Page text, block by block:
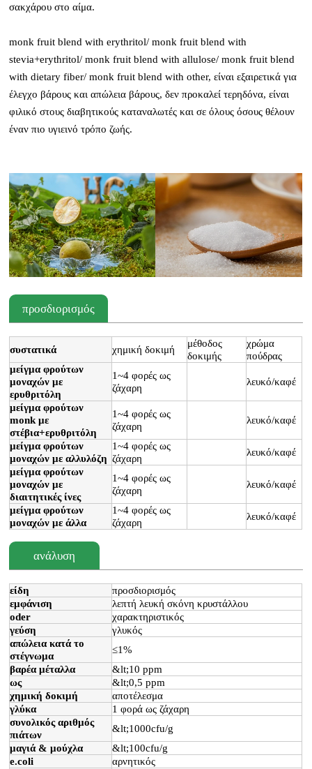
σακχάρου στο αίμα.
monk fruit blend with erythritol/ monk fruit blend with
stevia+erythritol/ monk fruit blend with allulose/ monk fruit blend
with dietary fiber/ monk fruit blend with other, είναι εξαιρετικά για
έλεγχο βάρους και απώλεια βάρους, δεν προκαλεί τερηδόνα, είναι
φιλικό στους διαβητικούς καταναλωτές και σε όλους όσους θέλουν
έναν πιο υγιεινό τρόπο ζωής.
προσδιορισμός
συστατικά χημική δοκιμή
μέθοδος
δοκιμής
χρώμα
πούδρας
μείγμα φρούτων
μοναχών με
ερυθριτόλη
1~4 φορές ως
ζάχαρη
λευκό/καφέ
μείγμα φρούτων
monk με
στέβια+ερυθριτόλη
1~4 φορές ως
ζάχαρη
λευκό/καφέ
μείγμα φρούτων
μοναχών με αλλυλόζη
1~4 φορές ως
ζάχαρη
λευκό/καφέ
μείγμα φρούτων
μοναχών με
διαιτητικές ίνες
1~4 φορές ως
ζάχαρη
λευκό/καφέ
μείγμα φρούτων
μοναχών με άλλα
1~4 φορές ως
ζάχαρη
λευκό/καφέ
ανάλυση
είδη
προσδιορισμός
εμφάνιση
λεπτή λευκή σκόνη κρυστάλλου
oder
χαρακτηριστικός
γεύση
γλυκός
απώλεια κατά το
στέγνωμα
≤1%
βαρέα μέταλλα
&lt;10 ppm
ως
&lt;0,5 ppm
χημική δοκιμή
αποτέλεσμα
γλύκα
1 φορά ως ζάχαρη
συνολικός αριθμός
πιάτων
&lt;1000cfu/g
μαγιά & μούχλα
&lt;100cfu/g
e.coli
αρνητικός